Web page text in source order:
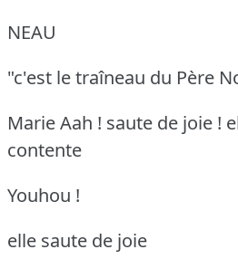
NEAU
"c'est le traîneau du Père
Marie Aah ! saute de joie !
contente
Youhou !
elle saute de joie